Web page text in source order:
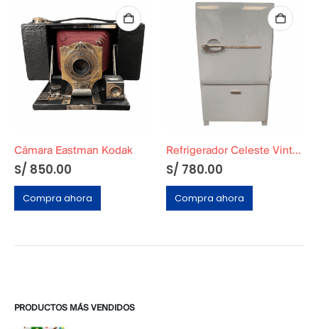
Cámara Eastman Kodak
S/ 850.00
Compra ahora
Refrigerador Celeste Vintage Decorativa
S/ 780.00
Compra ahora
PRODUCTOS MÁS VENDIDOS